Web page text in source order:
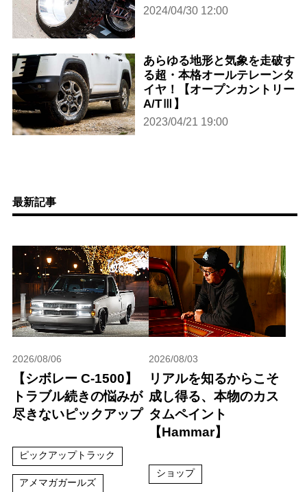
2024/04/30 12:00
あらゆる地形と気象を走破す
る超・本格オールテレーンタ
イヤ！【オープンカントリー
A/TⅢ】
2023/04/21 19:00
最新記事
2026/08/06
【シボレー C-1500】
トラブル続きの悩みが
尽きないピックアップ
ピックアップトラック
アメマガガールズ
2026/08/03
リアルを知るからこそ
成し得る、本物のカス
タムペイント
【Hammar】
ショップ